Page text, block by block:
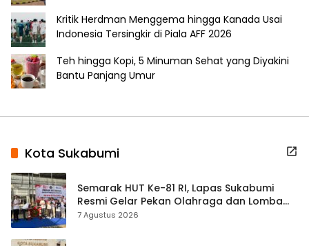
Kritik Herdman Menggema hingga Kanada Usai
Indonesia Tersingkir di Piala AFF 2026
Teh hingga Kopi, 5 Minuman Sehat yang Diyakini
Bantu Panjang Umur
Kota Sukabumi
Semarak HUT Ke-81 RI, Lapas Sukabumi
Resmi Gelar Pekan Olahraga dan Lomba
Tradisional
7 Agustus 2026